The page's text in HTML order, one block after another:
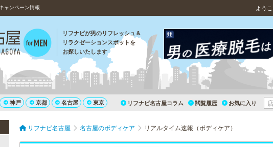
ャンペーン情報 ようこ
リフナビが男のリフレッシュ＆
リラクゼーションスポットを
お探しいたします
神戸 京都 名古屋 東京 リフナビ名古屋コラム 閲覧履歴 お気に入り
リフナビ名古屋 名古屋のボディケア リアルタイム速報（ボディケア）